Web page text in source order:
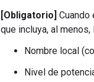
[Obligatorio] Cuando
que incluya, al
Nombre local
Nivel de